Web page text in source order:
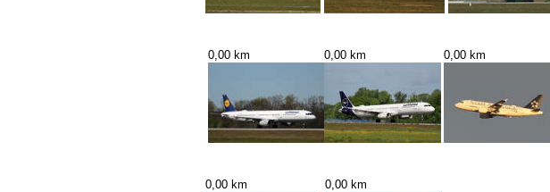
0,00 km 0,00 km 0,00 km
0,00 km 0,00 km